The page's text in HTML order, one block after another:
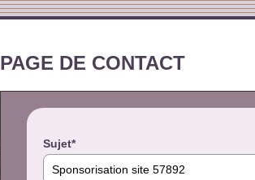
PAGE DE CONTACT
Sujet*